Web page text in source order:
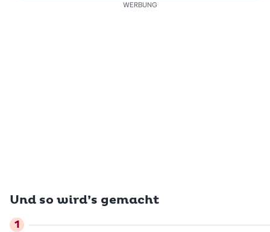
Und so wird’s gemacht
WERBUNG